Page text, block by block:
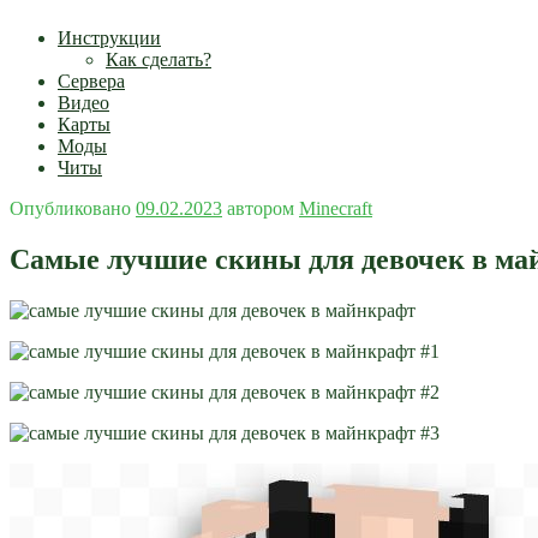
Инструкции
Как сделать?
Сервера
Видео
Карты
Моды
Читы
Опубликовано 09.02.2023 автором Minecraft
Самые лучшие скины для девочек в